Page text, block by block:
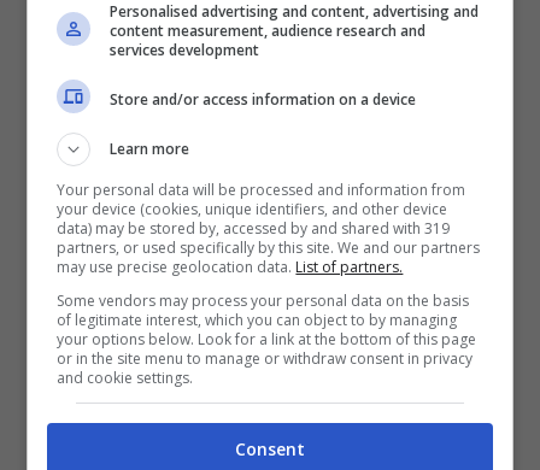
Proprio per ribadire l’importanza del Registro
dei Tumori della Campania, dopo il no del
Governo,è stata organizzata una catena
all’ospedale Pascale si riuniranno medici,
cittadini e associazioni. Per dire sì al registro
Personalised advertising and content, advertising and
content measurement, audience research and
services development
Store and/or access information on a device
Learn more
Your personal data will be processed and information from
your device (cookies, unique identifiers, and other device
data) may be stored by, accessed by and shared with 319
partners, or used specifically by this site. We and our partners
may use precise geolocation data. List of partners.
Some vendors may process your personal data on the basis
of legitimate interest, which you can object to by managing
your options below. Look for a link at the bottom of this page
or in the site menu to manage or withdraw consent in privacy
and cookie settings.
Consent